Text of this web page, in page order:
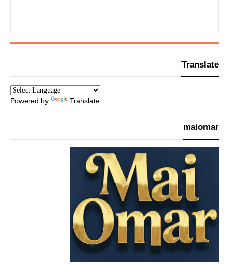
Translate
Powered by Translate
maiomar